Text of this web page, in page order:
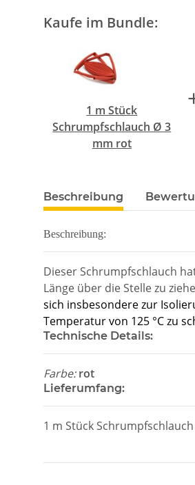
Kaufe im Bundle:
1 m Stück
Schrumpfschlauch Ø 3
mm rot
Beschreibung
Beschreibung:
Dieser Schrumpfschlauch
Länge über die Stelle zu
sich insbesondere zur
Temperatur von 125 °C zu
Technische Details:
Farbe: rot
Lieferumfang:
1 m Stück